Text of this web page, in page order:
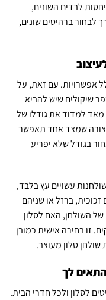
לבדים השונים,
לבחור ברהיטים שונים,
אפשרויות. עם זאת, על
שיקולים שיש להביא
מאד למדוד את גודלו של
שמצד אחד תאפשר
בגודל שלא יפריע
עשויים עץ בלבד,
ברזל או שניהם
השולחן, האם לסלון
זו בחירה אישית כמובן
סלון מעוצב.
לך
לסלון ולכל חדרי הבית.